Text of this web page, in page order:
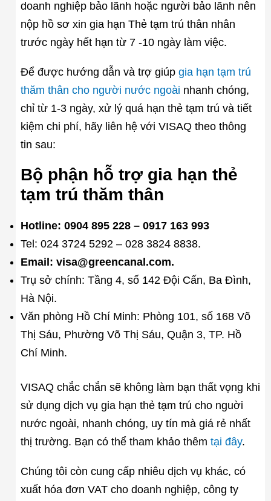
doanh nghiệp bảo lãnh hoặc người bảo lãnh nên
nộp hồ sơ xin gia hạn Thẻ tạm trú thân nhân
trước ngày hết hạn từ 7 -10 ngày làm việc.
Để được hướng dẫn và trợ giúp gia hạn tạm trú
thăm thân cho người nước ngoài nhanh chóng,
chỉ từ 1-3 ngày, xử lý quá hạn thẻ tạm trú và tiết
kiệm chi phí, hãy liên hệ với VISAQ theo thông
tin sau:
Bộ phận hỗ trợ gia hạn thẻ
tạm trú thăm thân
Hotline: 0904 895 228 – 0917 163 993
Tel: 024 3724 5292 – 028 3824 8838.
Email: visa@greencanal.com.
Trụ sở chính: Tầng 4, số 142 Đội Cấn, Ba Đình,
Hà Nội.
Văn phòng Hồ Chí Minh: Phòng 101, số 168 Võ
Thị Sáu, Phường Võ Thị Sáu, Quận 3, TP. Hồ
Chí Minh.
VISAQ chắc chắn sẽ không làm bạn thất vọng khi
sử dụng dịch vụ gia hạn thẻ tạm trú cho nguời
nước ngoài, nhanh chóng, uy tín mà giá rẻ nhất
thị trường. Bạn có thể tham khảo thêm tại đây.
Chúng tôi còn cung cấp nhiêu dịch vụ khác, có
xuất hóa đơn VAT cho doanh nghiệp, công ty